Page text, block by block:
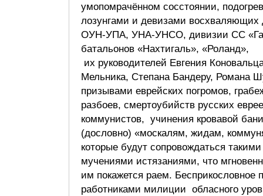
умопомрачённом сосстоянии,
лозунгами и девизами восхваляющих
ОУН-УПА, УНА-УНСО, дивизии СС
батальонов «Нахтигаль», «Роланд»,
их руководителей Евгения
Мельника, Степана Бандеру, Романа
призывами еврейских погромов,
разбоев, смертоубийств русских
коммунистов, учинения кровавой
(дословно) «москалям, жидам,
которые будут сопровождаться
мучениями истязаниями, что
им покажется раем. Бесприкословное
работниками милиции обласного